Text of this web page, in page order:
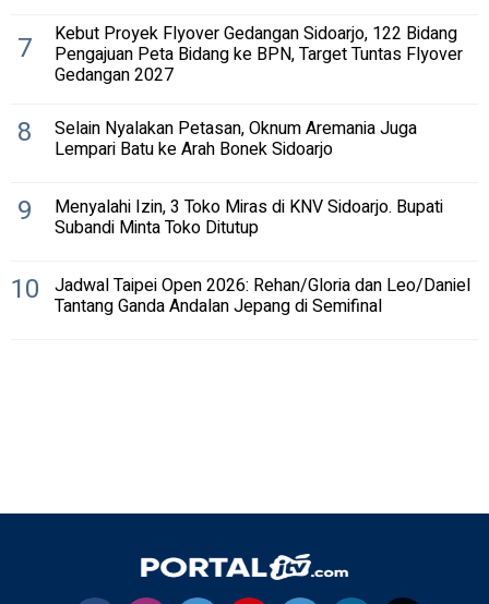
7 Kebut Proyek Flyover Gedangan Sidoarjo, 122 Bidang
Pengajuan Peta Bidang ke BPN, Target Tuntas Flyover
Gedangan 2027
8 Selain Nyalakan Petasan, Oknum Aremania Juga
Lempari Batu ke Arah Bonek Sidoarjo
9 Menyalahi Izin, 3 Toko Miras di KNV Sidoarjo. Bupati
Subandi Minta Toko Ditutup
10 Jadwal Taipei Open 2026: Rehan/Gloria dan Leo/Daniel
Tantang Ganda Andalan Jepang di Semifinal